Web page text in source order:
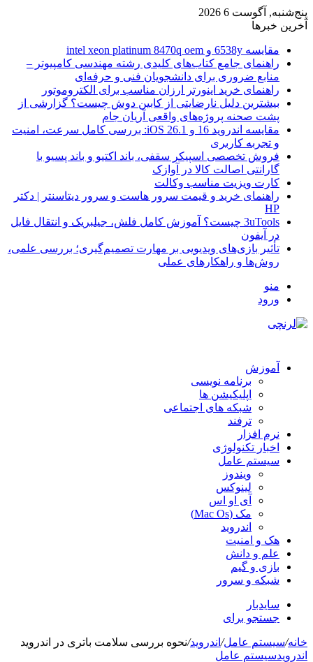
پنج‌شنبه, آگوست 6 2026
آخرین خبرها
مقایسه 6538y و intel xeon platinum 8470q oem
راهنمای جامع کتاب‌های کلیدی رشته مهندسی کامپیوتر –
منابع ضروری برای دانشجویان فنی و حرفه‌ای
راهنمای خرید اینورتر ارزان مناسب برای الکتروموتور
بیشترین دلیل نارضایتی از کابین دوش چیست؟ گزارشی از
پشت صحنه پروژه‌های واقعی آریان جام
مقایسه اندروید 16 و iOS 26.1: بررسی کامل سرعت، امنیت
و تجربه کاربری
فروش تخصصی اسپیکر سقفی، باند اکتیو و باند پسیو با
گارانتی اصالت کالا در آوازک
کارت ویزیت مناسب وکالت
راهنمای خرید و قیمت سرور هاست و سرور دیتاسنتر | دکتر
HP
3uTools چیست؟ آموزش کامل فلش، جیلبریک و انتقال فایل
در آیفون
تأثیر بازی‌های ویدیویی بر مهارت تصمیم‌گیری؛ بررسی علمی،
روش‌ها و راهکارهای عملی
منو
ورود
آموزش
برنامه نویسی
اپلیکیشن ها
شبکه های اجتماعی
ترفند
نرم افزار
اخبار تکنولوژی
سیستم عامل
ویندوز
لینوکس
آی او اس
مک (Mac Os)
اندروید
هک و امنیت
علم و دانش
بازی و گیم
شبکه و سرور
سایدبار
جستجو برای
خانه/سیستم عامل/ اندروید/نحوه بررسی سلامت باتری در اندروید
اندرویدسیستم عامل